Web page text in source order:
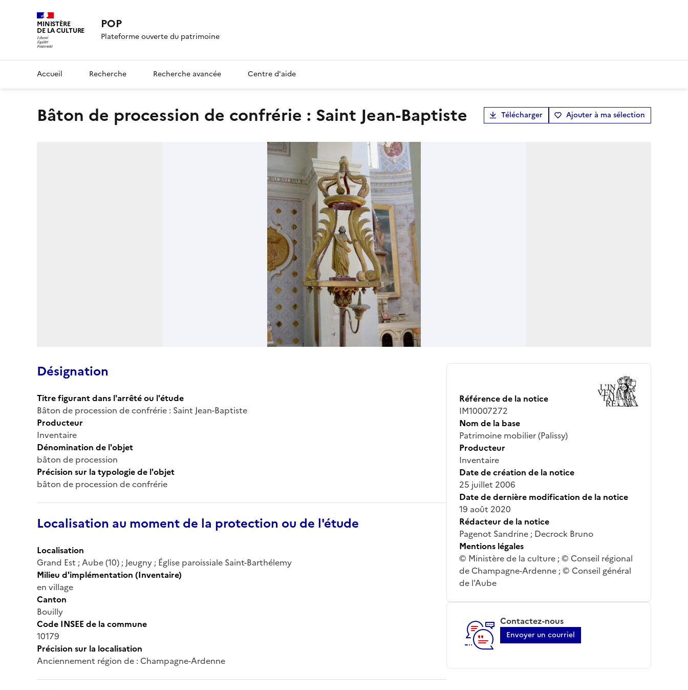
MINISTÈRE
DE LA CULTURE POP
Plateforme ouverte du patrimoine
Accueil Recherche Recherche avancée Centre d'aide
Bâton de procession de confrérie : Saint Jean-Baptiste Télécharger Ajouter à ma sélection
Désignation
Titre figurant dans l'arrêté ou l'étude
Bâton de procession de confrérie : Saint Jean-Baptiste
Producteur
Inventaire
Dénomination de l'objet
bâton de procession
Précision sur la typologie de l'objet
bâton de procession de confrérie
Localisation au moment de la protection ou de l'étude
Localisation
Grand Est ; Aube (10) ; Jeugny ; Église paroissiale Saint-Barthélemy
Milieu d'implémentation (Inventaire)
en village
Canton
Bouilly
Code INSEE de la commune
10179
Précision sur la localisation
Anciennement région de : Champagne-Ardenne
Référence de la notice
IM10007272
Nom de la base
Patrimoine mobilier (Palissy)
Producteur
Inventaire
Date de création de la notice
25 juillet 2006
Date de dernière modification de la notice
19 août 2020
Rédacteur de la notice
Pagenot Sandrine ; Decrock Bruno
Mentions légales
© Ministère de la culture ; © Conseil régional
de Champagne-Ardenne ; © Conseil général
de l'Aube
Contactez-nous
Envoyer un courriel